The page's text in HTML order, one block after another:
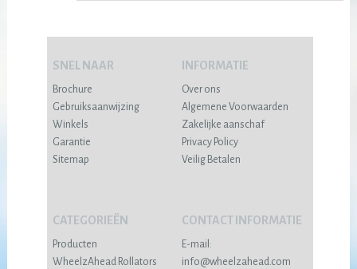
SNEL NAAR
Brochure
Gebruiksaanwijzing
Winkels
Garantie
Sitemap
INFORMATIE
Over ons
Algemene Voorwaarden
Zakelijke aanschaf
Privacy Policy
Veilig Betalen
CATEGORIEËN
Producten
WheelzAhead Rollators
CONTACT INFORMATIE
E-mail:
info@wheelzahead.com